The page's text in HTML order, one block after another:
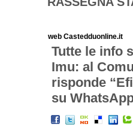
web Castedduonline.it
Tutte le info
Imu: al
risponde
su